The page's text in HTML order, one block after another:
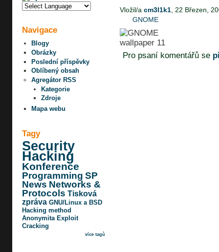
Navigace
Blogy
Obrázky
Poslední příspěvky
Oblíbený obsah
Agregátor RSS
Kategorie
Zdroje
Mapa webu
Tagy
Security
Hacking
Konference
Programming SP
News Networks &
Protocols Tisková
zpráva GNU/Linux a BSD
Hacking method
Anonymita Exploit
Cracking
více tagů
Vložil/a cm3l1k1, 22 Březen,
GNOME
Pro psaní komentářů se